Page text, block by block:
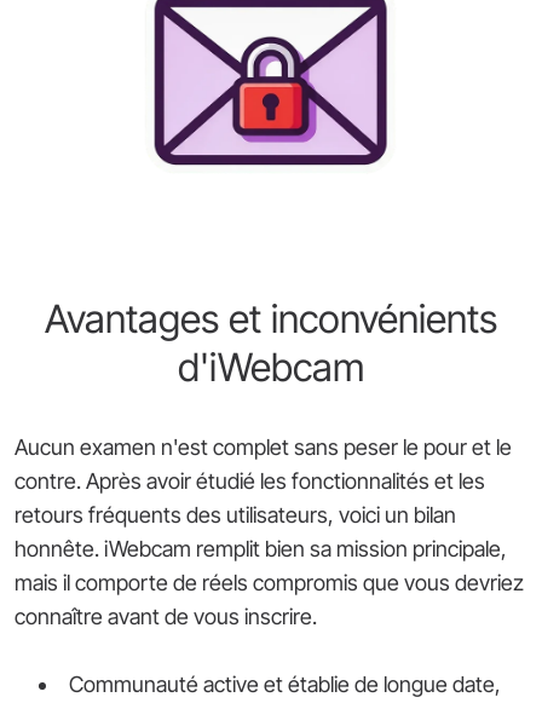
Avantages et inconvénients
d'iWebcam
Aucun examen n'est complet sans peser le pour et le
contre. Après avoir étudié les fonctionnalités et les
retours fréquents des utilisateurs, voici un bilan
honnête. iWebcam remplit bien sa mission principale,
mais il comporte de réels compromis que vous devriez
connaître avant de vous inscrire.
Communauté active et établie de longue date,